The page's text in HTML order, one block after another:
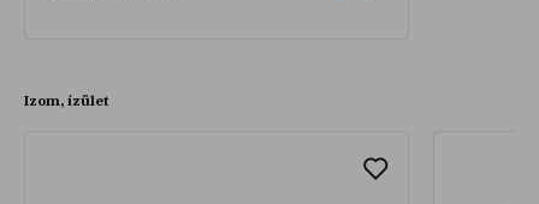
Izom, ízület